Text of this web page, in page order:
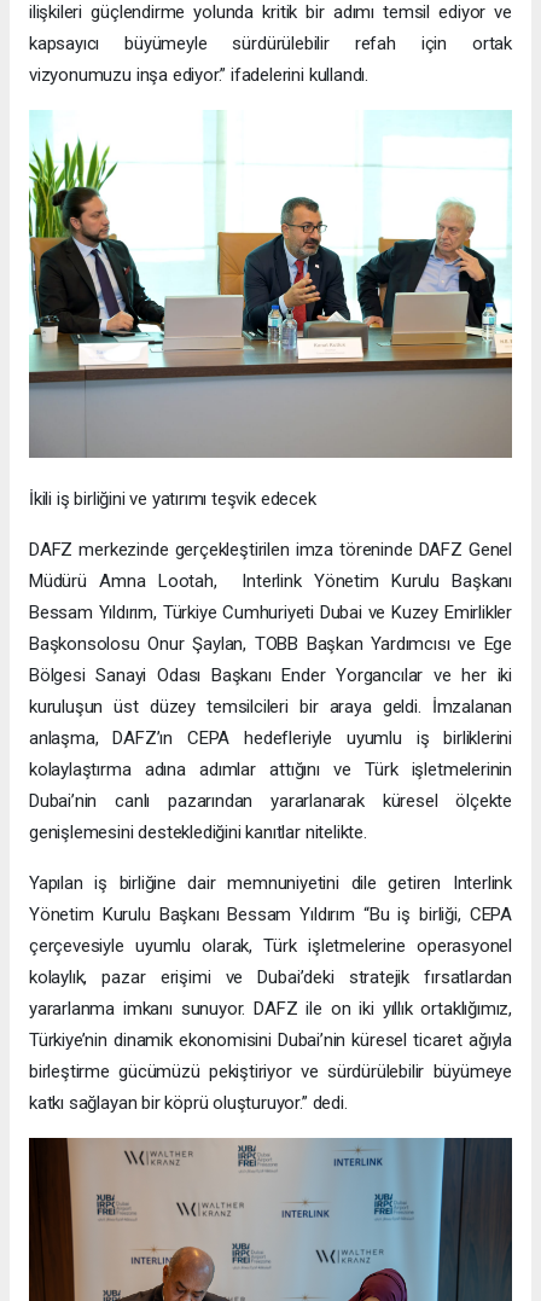
ilişkileri güçlendirme yolunda kritik bir adımı temsil ediyor ve
kapsayıcı büyümeyle sürdürülebilir refah için ortak
vizyonumuzu inşa ediyor.” ifadelerini kullandı.
İkili iş birliğini ve yatırımı teşvik edecek
DAFZ merkezinde gerçekleştirilen imza töreninde DAFZ Genel
Müdürü Amna Lootah, Interlink Yönetim Kurulu Başkanı
Bessam Yıldırım, Türkiye Cumhuriyeti Dubai ve Kuzey Emirlikler
Başkonsolosu Onur Şaylan, TOBB Başkan Yardımcısı ve Ege
Bölgesi Sanayi Odası Başkanı Ender Yorgancılar ve her iki
kuruluşun üst düzey temsilcileri bir araya geldi. İmzalanan
anlaşma, DAFZ’ın CEPA hedefleriyle uyumlu iş birliklerini
kolaylaştırma adına adımlar attığını ve Türk işletmelerinin
Dubai’nin canlı pazarından yararlanarak küresel ölçekte
genişlemesini desteklediğini kanıtlar nitelikte.
Yapılan iş birliğine dair memnuniyetini dile getiren Interlink
Yönetim Kurulu Başkanı Bessam Yıldırım “Bu iş birliği, CEPA
çerçevesiyle uyumlu olarak, Türk işletmelerine operasyonel
kolaylık, pazar erişimi ve Dubai’deki stratejik fırsatlardan
yararlanma imkanı sunuyor. DAFZ ile on iki yıllık ortaklığımız,
Türkiye’nin dinamik ekonomisini Dubai’nin küresel ticaret ağıyla
birleştirme gücümüzü pekiştiriyor ve sürdürülebilir büyümeye
katkı sağlayan bir köprü oluşturuyor.” dedi.